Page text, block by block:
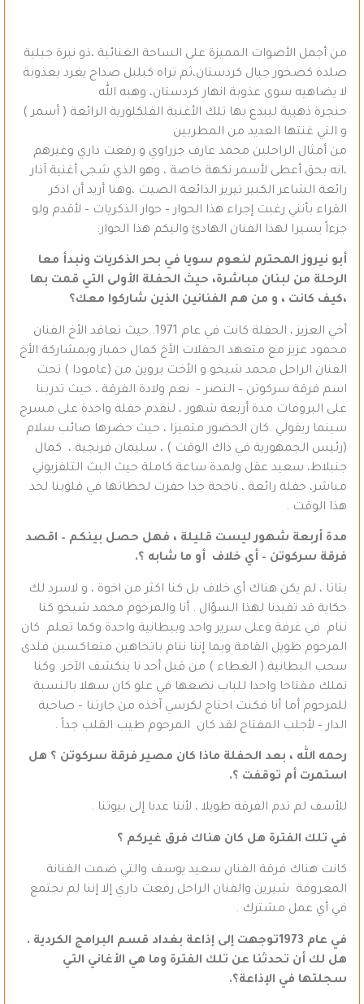
من أجمل الأصوات المميزة على الساحة الغنائية ،ذو نبرة جبلية
صلدة كصخور جبال كردستان،ثم تراه كبلبل صداح يغرد بعذوبة
لا يضاهيه سوى عذوبة انهار كردستان، وهبه الله
حنجرة ذهبية ليبدع بها تلك الأغنية الفلكلورية الرائعة ( أسمر )
و التي غنتها العديد من المطربين
من أمثال الراحلين محمد عارف جزراوي و رفعت داري وغيرهم
،انه بحق أعطى لأسمر نكهة خاصة ، وهو الذي شجى أغنية آذار
رائعة الشاعر الكبير تيريز الذائعة الصيت ،وهنا أريد أن اذكر
القراء بأنني رغبت إجراء هذا الحوار – حوار الذكريات – لأقدم ولو
جزءاً يسيرا لهذا الفنان الهادئ واليكم هذا الحوار:
أبو نيروز المحترم لنعوم سويا في بحر الذكريات ونبدأ معا
الرحلة من لبنان مباشرة، حيث الحفلة الأولى التي قمت بها
،كيف كانت ، و من هم الفنانين الذين شاركوا معك؟
أخي العزيز ، الحفلة كانت في عام 1971. حيث تعاقد الأخ الفنان
محمود عزيز مع متعهد الحفلات الأخ كمال جمباز وبمشاركة الأخ
الفنان الراحل محمد شيخو و الأخت بروين من (عامودا ) تحت
اسم فرقة سركوتن – النصر – نعم ولادة الفرقة ، حيث تدربنا
على البروفات مدة أربعة شهور ، لنقدم حفلة واحدة على مسرح
سينما ريفولي .كان الحضور متميزا ، حيث حضرها صائب سلام
(رئيس الجمهورية في ذاك الوقت ) ، سليمان فرنجية ، كمال
جنبلاط، سعيد عقل ولمدة ساعة كاملة حيث البث التلفزيوني
مباشر، حفلة رائعة ، ناجحة جدا حفرت لحظاتها في قلوبنا لحد
هذا الوقت .
مدة أربعة شهور ليست قليلة ، فهل حصل بينكم – اقصد
فرقة سركوتن – أي خلاف أو ما شابه ؟.
بتاتا ، لم يكن هناك أي خلاف بل كنا اكثر من اخوة ، و لاسرد لك
حكاية قد تفيدنا لهذا السؤال . أنا والمرحوم محمد شيخو كنا
ننام في غرفة وعلى سرير واحد وببطانية واحدة وكما تعلم كان
المرحوم طويل القامة وبما إننا ننام باتجاهين متعاكسين فلدى
سحب البطانية ( الغطاء ) من قبل أحد نا ينكشف الآخر. وكنا
نملك مفتاحا واحدا للباب نضعها في علو كان سهلا بالنسبة
للمرحوم أما أنا فكنت احتاج لكرسي آخذه من جارتنا – صاحبة
الدار – لأجلب المفتاح لقد كان المرحوم طيب القلب جداً .
رحمه الله ، بعد الحفلة ماذا كان مصير فرقة سركوتن ؟ هل
استمرت أم توقفت ؟.
للأسف لم تدم الفرقة طويلا ، لأننا عدنا إلى بيوتنا .
في تلك الفترة هل كان هناك فرق غيركم ؟
كانت هناك فرقة الفنان سعيد يوسف والتي ضمت الفنانة
المعروفة شيرين والفنان الراحل رفعت داري إلا إننا لم نجتمع
في أي عمل مشترك .
في عام 1973توجهت إلى إذاعة بغداد قسم البرامج الكردية .
هل لك أن تحدثنا عن تلك الفترة وما هي الأغاني التي
سجلتها في الإذاعة؟.